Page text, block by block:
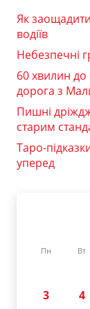
Як
водіїв
Небезпечні
60 хвилин до
дорога з
Пишні
старим
Таро-
уперед
Пн Вт
3
4